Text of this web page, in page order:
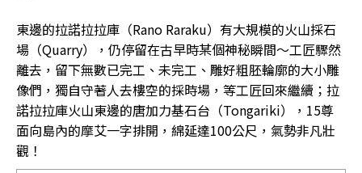
東邊的拉諾拉拉庫（Rano Raraku）有大規模的火山採石
場（Quarry），仍停留在古早時某個神秘瞬間〜工匠驟然
離去，留下無數已完工、未完工、雕好粗胚輪廓的大小雕
像們，獨自守著人去樓空的採時場，等工匠回來繼續；拉
諾拉拉庫火山東邊的唐加力基石台（Tongariki），15尊
面向島內的摩艾一字排開，綿延達100公尺，氣勢非凡壯
觀！